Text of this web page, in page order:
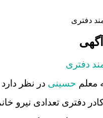
حسینیدر نظر دارد
تعدادی نیرو خانم